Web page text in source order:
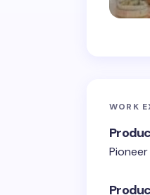
WORK
Pioneer